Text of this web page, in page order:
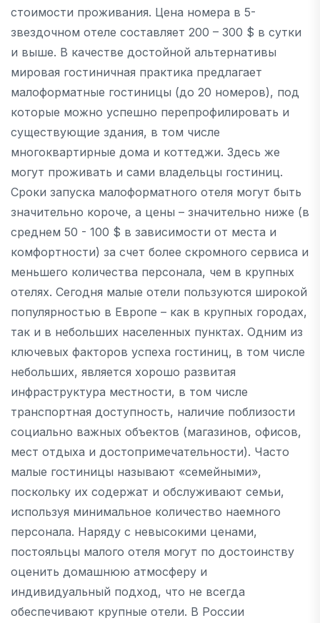
стоимости проживания. Цена номера в 5-
звездочном отеле составляет 200 – 300 $ в сутки
и выше. В качестве достойной альтернативы
мировая гостиничная практика предлагает
малоформатные гостиницы (до 20 номеров), под
которые можно успешно перепрофилировать и
существующие здания, в том числе
многоквартирные дома и коттеджи. Здесь же
могут проживать и сами владельцы гостиниц.
Сроки запуска малоформатного отеля могут быть
значительно короче, а цены – значительно ниже (в
среднем 50 - 100 $ в зависимости от места и
комфортности) за счет более скромного сервиса и
меньшего количества персонала, чем в крупных
отелях. Сегодня малые отели пользуются широкой
популярностью в Европе – как в крупных городах,
так и в небольших населенных пунктах. Одним из
ключевых факторов успеха гостиниц, в том числе
небольших, является хорошо развитая
инфраструктура местности, в том числе
транспортная доступность, наличие поблизости
социально важных объектов (магазинов, офисов,
мест отдыха и достопримечательности). Часто
малые гостиницы называют «семейными»,
поскольку их содержат и обслуживают семьи,
используя минимальное количество наемного
персонала. Наряду с невысокими ценами,
постояльцы малого отеля могут по достоинству
оценить домашнюю атмосферу и
индивидуальный подход, что не всегда
обеспечивают крупные отели. В России